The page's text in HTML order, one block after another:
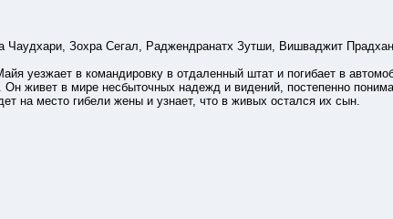
Зохра Сегал, Раджендранатх Зутши, Вишваджит
уезжает в командировку в отдаленный штат и погибает в
живет в мире несбыточных надежд и видений, постепенно
на место гибели жены и узнает, что в живых остался их сын.